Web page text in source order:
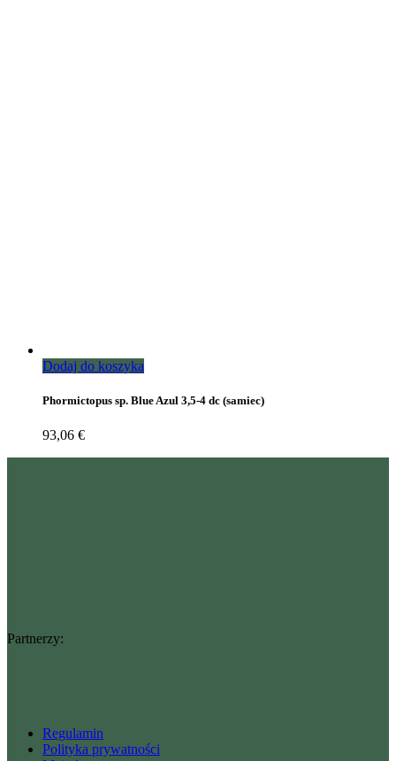
Dodaj do koszyka
Phormictopus sp. Blue Azul 3,5-4 dc (samiec)
93,06 €
Partnerzy:
Regulamin
Polityka prywatności